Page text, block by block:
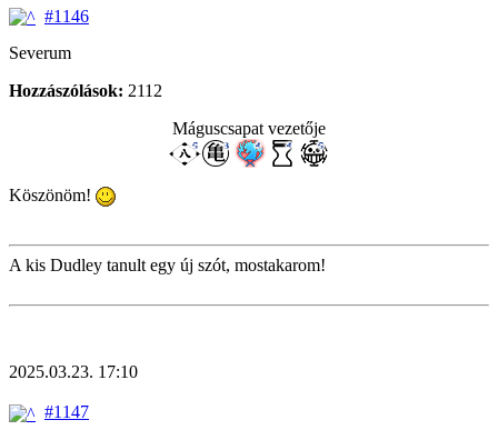
#1146
Severum
Hozzászólások: 2112
Máguscsapat vezetője
Köszönöm!
A kis Dudley tanult egy új szót, mostakarom!
2025.03.23. 17:10
#1147